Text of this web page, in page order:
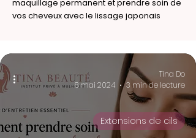
maquillage permanent et prendre soin de
vos cheveux avec le lissage japonais
Extensions de cils
Tina Do
8 mai 2024
3 min de lecture